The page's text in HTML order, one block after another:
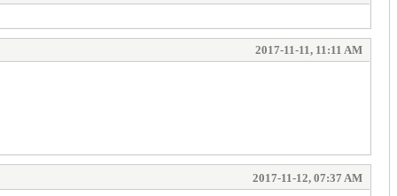
2017-11-11, 11:11 AM
2017-11-12, 07:37 AM